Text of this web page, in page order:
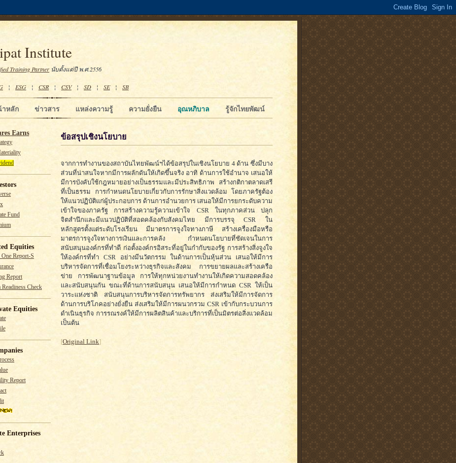
Institute
Training Partner นับตั้งแต่ปี พ.ศ.2556
¦ ESG ¦ CSR¦ CSV¦ SD ¦ SE¦ SB
รู้จักไทยพัฒน์
อุณหภิบาล
ความยั่งยืน
แหล่งความรู้
ข่าวสาร
าหลัก
Earns
Fund
Equities
Report-S
Report
Readiness Check
Equities
Report
Enterprises
ข้อสรุปเชิงนโยบาย
จากการทำงานของสถาบันไทยพัฒน์ฯได้ข้อสรุปในเชิงนโยบาย 4 ด้าน ซึ่งมีบาง
ส่วนที่น่าสนใจหากมีการผลักดันให้เกิดขึ้นจริง อาทิ ด้านการใช้อำนาจ เสนอให้
มีการบังคับใช้กฎหมายอย่างเป็นธรรมและมีประสิทธิภาพ สร้างกติกาตลาดเสรี
ที่เป็นธรรม การกำหนดนโยบายเกี่ยวกับการรักษาสิ่งแวดล้อม โดยภาครัฐต้อง
ให้แนวปฏิบัติแก่ผู้ประกอบการ ด้านการอำนวยการ เสนอให้มีการยกระดับความ
เข้าใจของภาครัฐ การสร้างความรู้ความเข้าใจ CSR ในทุกภาคส่วน ปลุก
จิตสำนึกและมีแนวปฏิบัติที่สอดคล้องกับสังคมไทย มีการบรรจุ CSR ใน
หลักสูตรตั้งแต่ระดับโรงเรียน มีมาตรการจูงใจทางภาษี สร้างเครื่องมือหรือ
มาตรการจูงใจทางการเงินและการคลัง กำหนดนโยบายที่ชัดเจนในการ
สนับสนุนองค์กรที่ทำดี ก่อตั้งองค์กรอิสระที่อยู่ในกำกับของรัฐ การสร้างสิ่งจูงใจ
ให้องค์กรที่ทำ CSR อย่างมีนวัตกรรม ในด้านการเป็นหุ้นส่วน เสนอให้มีการ
บริหารจัดการที่เชื่อมโยงระหว่างธุรกิจและสังคม การขยายผลและสร้างเครือ
ข่าย การพัฒนาฐานข้อมูล การให้ทุกหน่วยงานทำงานให้เกิดความสอดคล้อง
และสนับสนุนกัน ขณะที่ด้านการสนับสนุน เสนอให้มีการกำหนด CSR ให้เป็น
วาระแห่งชาติ สนับสนุนการบริหารจัดการทรัพยากร ส่งเสริมให้มีการจัดการ
ด้านการบริโภคอย่างยั่งยืน ส่งเสริมให้มีการผนวกรวม CSR เข้ากับกระบวนการ
ดำเนินธุรกิจ การรณรงค์ให้มีการผลิตสินค้าและบริการที่เป็นมิตรต่อสิ่งแวดล้อม
เป็นต้น
[Original Link]